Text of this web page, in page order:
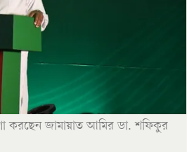
করছেন জামায়াত আমির ডা. শফিকুর